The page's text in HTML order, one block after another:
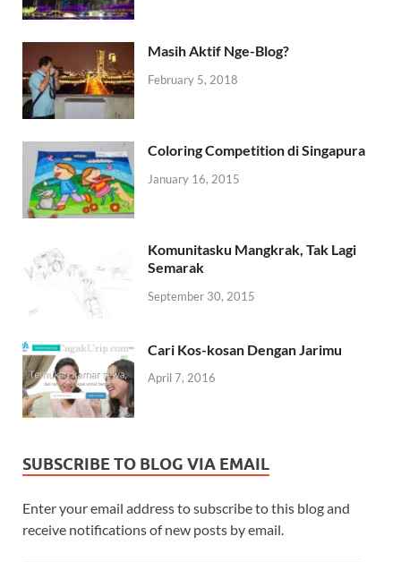
Masih Aktif Nge-Blog?
February 5, 2018
Coloring Competition di Singapura
January 16, 2015
Komunitasku Mangkrak, Tak Lagi
Semarak
September 30, 2015
Cari Kos-kosan Dengan Jarimu
April 7, 2016
SUBSCRIBE TO BLOG VIA EMAIL
Enter your email address to subscribe to this blog and
receive notifications of new posts by email.